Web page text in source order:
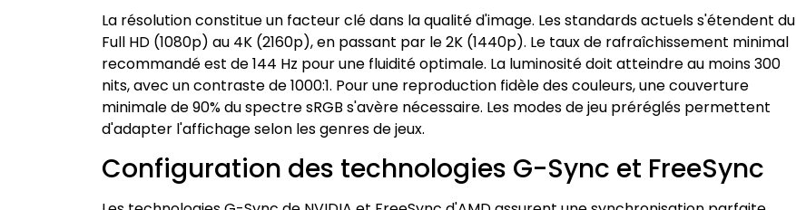
La résolution constitue un facteur clé dans la qualité d'image. Les standards actuels s'étendent du
Full HD (1080p) au 4K (2160p), en passant par le 2K (1440p). Le taux de rafraîchissement minimal
recommandé est de 144 Hz pour une fluidité optimale. La luminosité doit atteindre au moins 300
nits, avec un contraste de 1000:1. Pour une reproduction fidèle des couleurs, une couverture
minimale de 90% du spectre sRGB s'avère nécessaire. Les modes de jeu préréglés permettent
d'adapter l'affichage selon les genres de jeux.
Configuration des technologies G-Sync et FreeSync